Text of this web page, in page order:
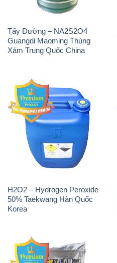
Tẩy Đường – NA2S2O4
Guangdi Maoming Thùng
Xám Trung Quốc China
H2O2 – Hydrogen Peroxide
50% Taekwang Hàn Quốc
Korea